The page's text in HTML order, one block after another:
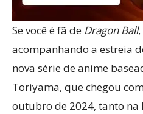
Se você é fã de Dragon Ball
acompanhando a estreia
nova série de anime
Toriyama, que chegou
outubro de 2024, tanto na